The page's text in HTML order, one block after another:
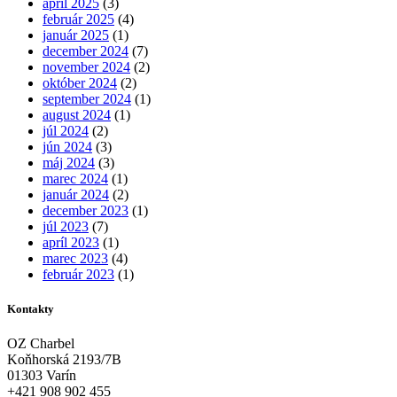
apríl 2025 (3)
február 2025 (4)
január 2025 (1)
december 2024 (7)
november 2024 (2)
október 2024 (2)
september 2024 (1)
august 2024 (1)
júl 2024 (2)
jún 2024 (3)
máj 2024 (3)
marec 2024 (1)
január 2024 (2)
december 2023 (1)
júl 2023 (7)
apríl 2023 (1)
marec 2023 (4)
február 2023 (1)
Kontakty
OZ Charbel
Koňhorská 2193/7B
01303 Varín
+421 908 902 455